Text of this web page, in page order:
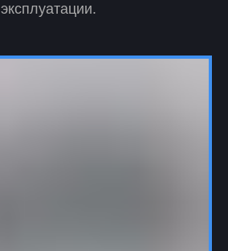
эксплуатации.